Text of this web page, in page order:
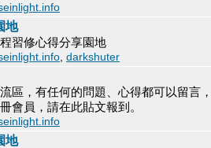
地
習修心得分享園地
darkshuter
區，有任何的問題、心得都可以留言
會員，請在此貼文報到。
地